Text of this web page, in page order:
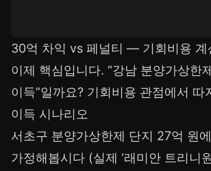
30억 차익 vs 페널티 — 기회비용 계
이제 핵심입니다. “강남 분양가상한
이득”일까요? 기회비용 관점에서 따
이득 시나리오
서초구 분양가상한제 단지 27억 원
가정해봅시다 (실제 ‘래미안 트리니